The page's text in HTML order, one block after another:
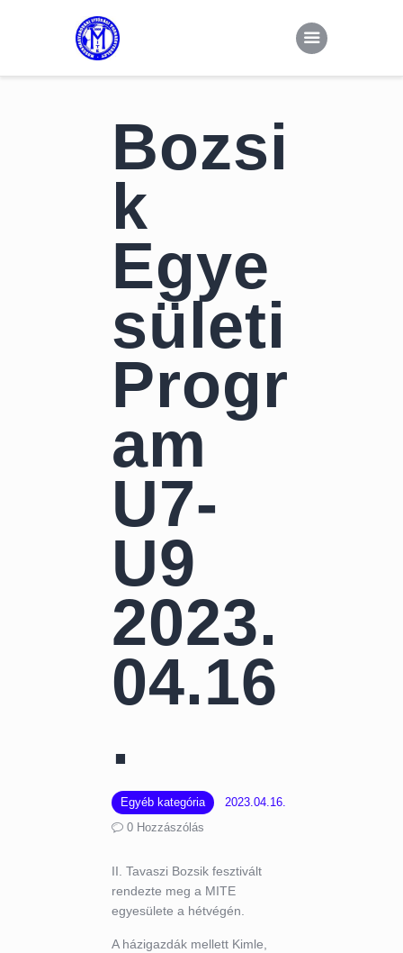
Kezdőoldal
Hírek
Galéria
KapcsolatBozsi
k
Egye
sületi
Progr
am
U7-
U9
2023.
04.16
.
Egyéb kategória
2023.04.16.
0 Hozzászólás
II. Tavaszi Bozsik fesztivált
rendezte meg a MITE
egyesülete a hétvégén.
A házigazdák mellett Kimle,